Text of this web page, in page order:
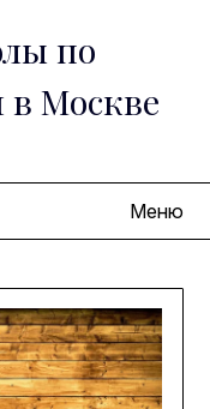
по
Москве
Меню